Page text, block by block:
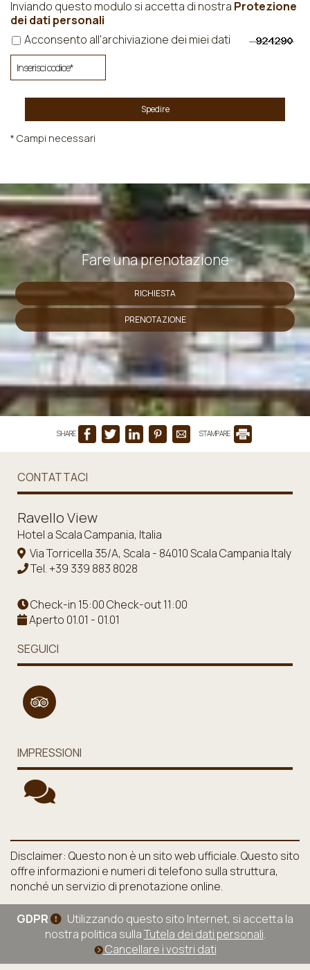
Inviando questo modulo si accetta di nostra Protezione
dei dati personali
Acconsento all'archiviazione dei miei dati
Spedire
* Campi necessari
Fare una prenotazione
RICHIESTA
PRENOTAZIONE
SHARE STAMPARE
CONTATTACI
Ravello View
Hotel a Scala Campania, Italia
Via Torricella 35/A, Scala - 84010 Scala Campania Italy
Tel.+39 339 883 8028
Check-in 15:00 Check-out 11:00
Aperto 01.01 - 01.01
SEGUICI
IMPRESSIONI
Disclaimer: Questo non è un sito web ufficiale. Questo sito
offre informazioni e numeri di telefono sulla struttura,
nonché un servizio di prenotazione online.
GDPR
Utilizzando questo sito Internet, si accetta la
nostra politica sullaTutela dei dati personali.
Cancellare i vostri dati